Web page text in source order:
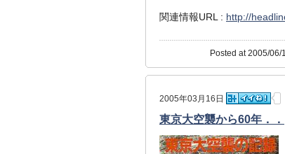
関連情報URL : http://
Posted at 2005/06/
2005年03月16日
東京大空襲から60年．．